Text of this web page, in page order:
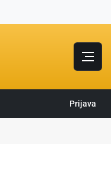
Prijava